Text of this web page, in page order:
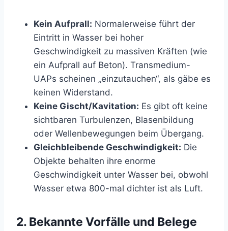
Kein Aufprall: Normalerweise führt der
Eintritt in Wasser bei hoher
Geschwindigkeit zu massiven Kräften (wie
ein Aufprall auf Beton). Transmedium-
UAPs scheinen „einzutauchen“, als gäbe es
keinen Widerstand.
Keine Gischt/Kavitation: Es gibt oft keine
sichtbaren Turbulenzen, Blasenbildung
oder Wellenbewegungen beim Übergang.
Gleichbleibende Geschwindigkeit: Die
Objekte behalten ihre enorme
Geschwindigkeit unter Wasser bei, obwohl
Wasser etwa 800-mal dichter ist als Luft.
2. Bekannte Vorfälle und Belege